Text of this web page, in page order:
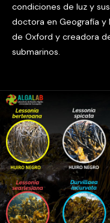
condiciones de luz y
doctora en Geografía y
de Oxford y creadora
submarinos.